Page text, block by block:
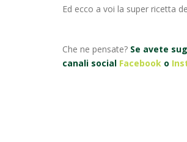
Ed ecco a voi la super ricetta
Che ne pensate? Se avete
canali social Facebook o